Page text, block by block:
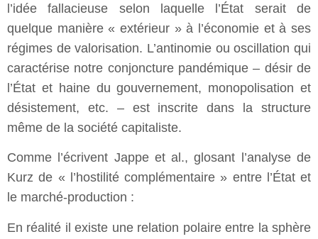
l’idée fallacieuse selon laquelle l’État serait de
quelque manière « extérieur » à l’économie et à ses
régimes de valorisation. L’antinomie ou oscillation qui
caractérise notre conjoncture pandémique – désir de
l’État et haine du gouvernement, monopolisation et
désistement, etc. – est inscrite dans la structure
même de la société capitaliste.
Comme l’écrivent Jappe et al., glosant l’analyse de
Kurz de « l’hostilité complémentaire » entre l’État et
le marché-production :
En réalité il existe une relation polaire entre la sphère